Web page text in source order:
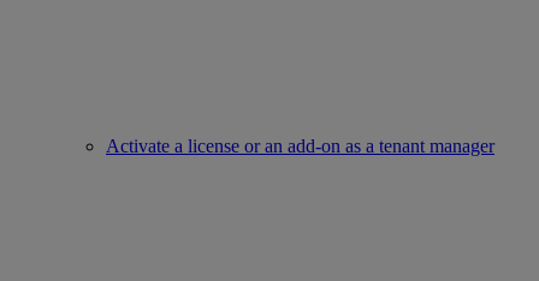
Activate a license or an add-on as a tenant manager